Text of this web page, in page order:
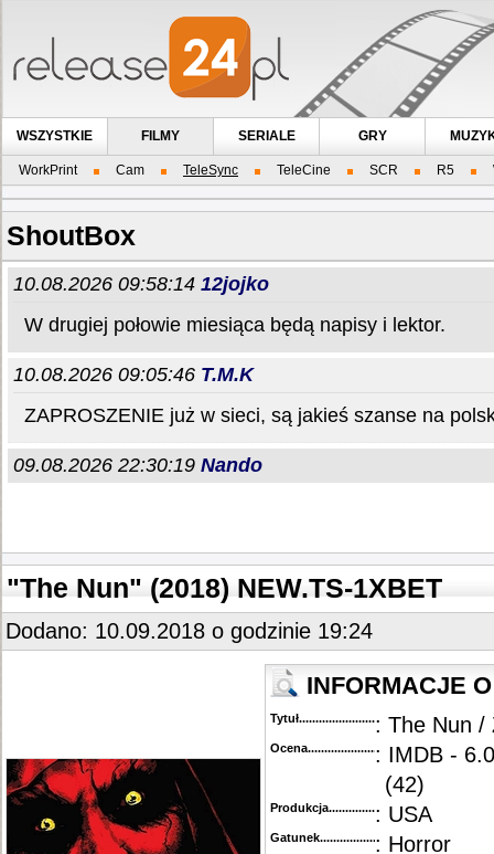
WSZYSTKIE FILMY
WorkPrint Cam TeleSync TeleCine SCR R5
SERIALE GRY
ShoutBox
"The Nun" (2018) NEW.TS-1XBET
Dodano: 10.09.2018 o godzinie 19:24
INFORMACJE
Tytuł............................................
: The Nun /
Ocena.............................................
: IMDB -
(42)
Produkcja.........................................
: USA
Gatunek...........................................
: Horror